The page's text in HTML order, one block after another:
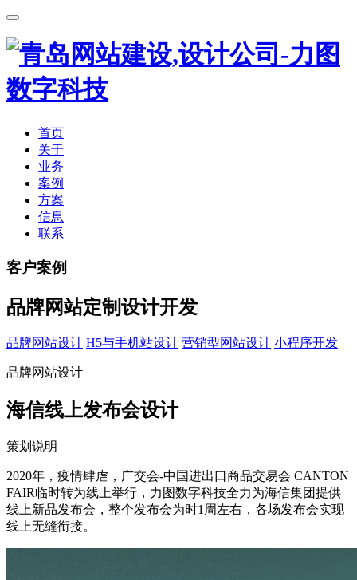
首页
关于
业务
案例
方案
信息
联系
客户案例
品牌网站定制设计开发
品牌网站设计 H5与手机站设计 营销型网站设计 小程序开发
品牌网站设计
海信线上发布会设计
策划说明
2020年，疫情肆虐，广交会-中国进出口商品交易会 CANTON
FAIR临时转为线上举行，力图数字科技全力为海信集团提供
线上新品发布会，整个发布会为时1周左右，各场发布会实现
线上无缝衔接。